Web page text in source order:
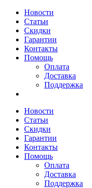
Новости
Статьи
Скидки
Гарантии
Контакты
Помощь
Оплата
Доставка
Поддержка
Новости
Статьи
Скидки
Гарантии
Контакты
Помощь
Оплата
Доставка
Поддержка